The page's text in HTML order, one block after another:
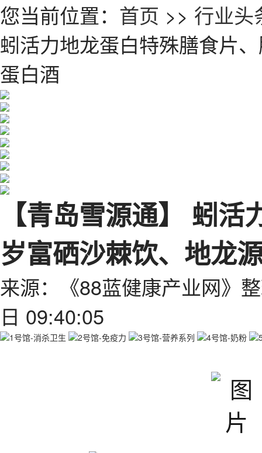
您当前位置： 首页 >> 行业头
蚓活力地龙蛋白特殊膳食片
蛋白酒
【青岛雪源通】 蚓
岁富硒沙棘饮、地龙
来源：《88蓝健康产业网》
日 09:40:05